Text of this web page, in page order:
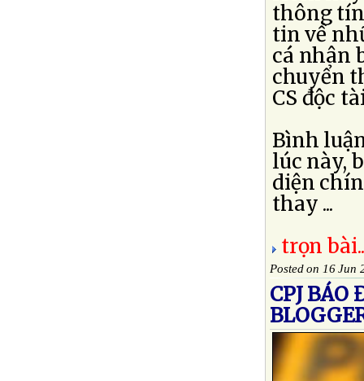
thông tín
tin về
cá nhân
chuyển
CS độc
Bình
lúc này,
diện
thay ...
trọn
Posted on 16 Jun
CPJ BÁO